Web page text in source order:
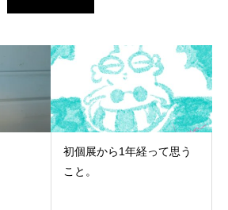
初個展から1年経って思う
こと。